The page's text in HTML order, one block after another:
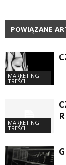
POWIĄZANE
MARKETING
TREŚCI
MARKETING
TREŚCI